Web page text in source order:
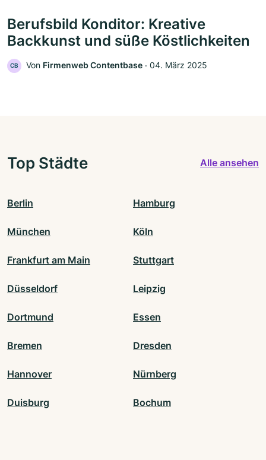
Berufsbild Konditor: Kreative
Backkunst und süße Köstlichkeiten
CB Von Firmenweb Contentbase ‧ 04. März 2025
Top Städte Alle ansehen
Berlin Hamburg
München Köln
Frankfurt am Main Stuttgart
Düsseldorf Leipzig
Dortmund Essen
Bremen Dresden
Hannover Nürnberg
Duisburg Bochum